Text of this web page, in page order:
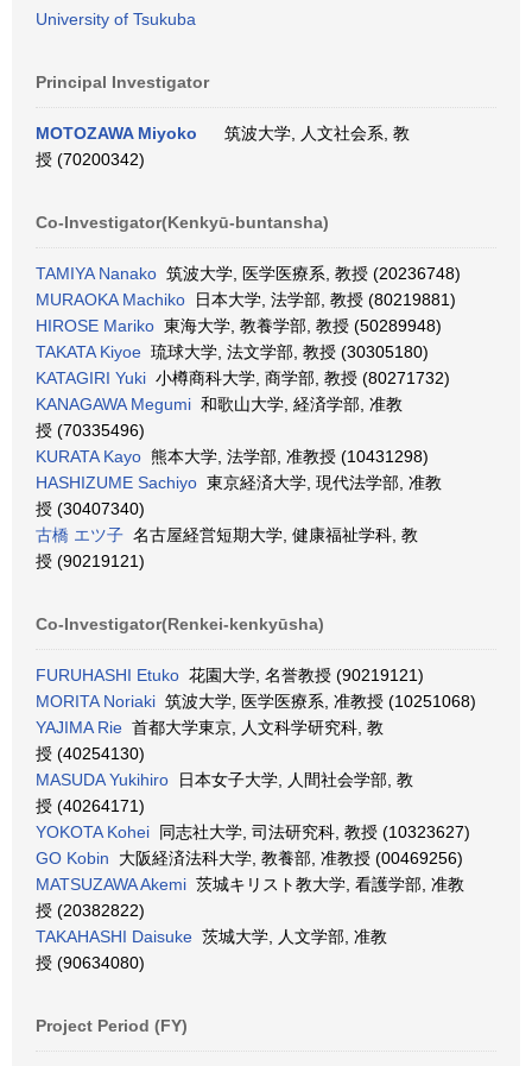
University of Tsukuba
Principal Investigator
MOTOZAWA Miyoko
筑波大学, 人文社会系, 教
授 (70200342)
Co-Investigator(Kenkyū-buntansha)
TAMIYA Nanako 筑波大学, 医学医療系, 教授 (20236748)
MURAOKA Machiko 日本大学, 法学部, 教授 (80219881)
HIROSE Mariko 東海大学, 教養学部, 教授 (50289948)
TAKATA Kiyoe 琉球大学, 法文学部, 教授 (30305180)
KATAGIRI Yuki 小樽商科大学, 商学部, 教授 (80271732)
KANAGAWA Megumi 和歌山大学, 経済学部, 准教
授 (70335496)
KURATA Kayo 熊本大学, 法学部, 准教授 (10431298)
HASHIZUME Sachiyo 東京経済大学, 現代法学部, 准教
授 (30407340)
古橋 エツ子 名古屋経営短期大学, 健康福祉学科, 教
授 (90219121)
Co-Investigator(Renkei-kenkyūsha)
FURUHASHI Etuko 花園大学, 名誉教授 (90219121)
MORITA Noriaki 筑波大学, 医学医療系, 准教授 (10251068)
YAJIMA Rie 首都大学東京, 人文科学研究科, 教
授 (40254130)
MASUDA Yukihiro 日本女子大学, 人間社会学部, 教
授 (40264171)
YOKOTA Kohei 同志社大学, 司法研究科, 教授 (10323627)
GO Kobin 大阪経済法科大学, 教養部, 准教授 (00469256)
MATSUZAWA Akemi 茨城キリスト教大学, 看護学部, 准教
授 (20382822)
TAKAHASHI Daisuke 茨城大学, 人文学部, 准教
授 (90634080)
Project Period (FY)